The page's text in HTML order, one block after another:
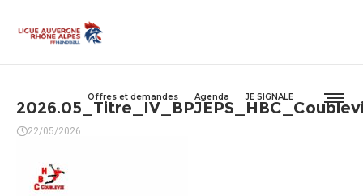
Offres et demandes Agenda JE SIGNALE
22/05/2026